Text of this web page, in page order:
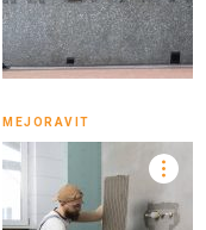
MEJORAVIT